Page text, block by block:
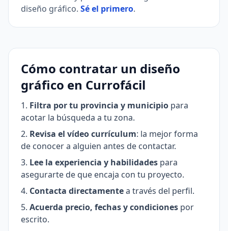
diseño gráfico. Sé el primero.
Cómo contratar un diseño
gráfico en Currofácil
Filtra por tu provincia y municipio para
acotar la búsqueda a tu zona.
Revisa el vídeo currículum: la mejor forma
de conocer a alguien antes de contactar.
Lee la experiencia y habilidades para
asegurarte de que encaja con tu proyecto.
Contacta directamentea través del perfil.
Acuerda precio, fechas y condiciones por
escrito.